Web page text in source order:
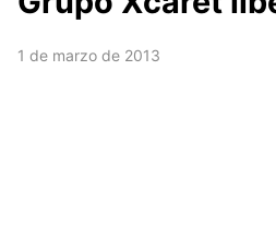
1 de marzo de 2013